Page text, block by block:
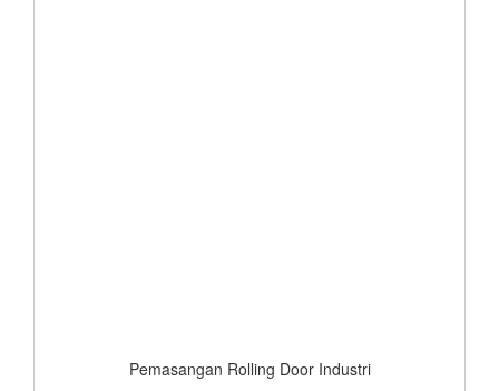
Pemasangan Rolling Door Industri